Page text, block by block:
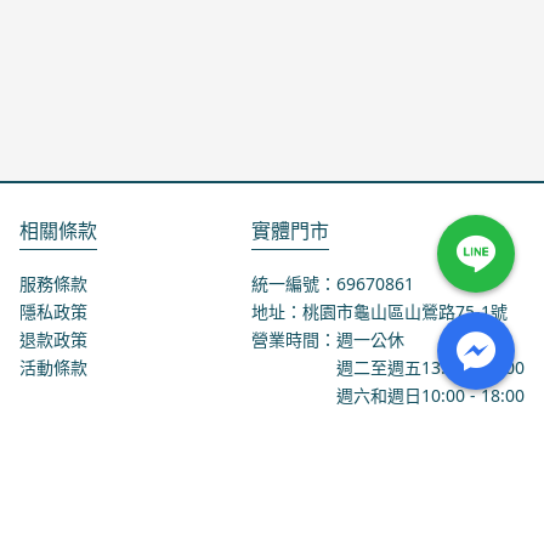
相關條款
服務條款
隱私政策
退款政策
活動條款
實體門市
統一編號：69670861
地址：桃園市龜山區山鶯路75-1號
營業時間：週一公休
週二至週五13:00 - 18:00
週六和週日10:00 - 18:00